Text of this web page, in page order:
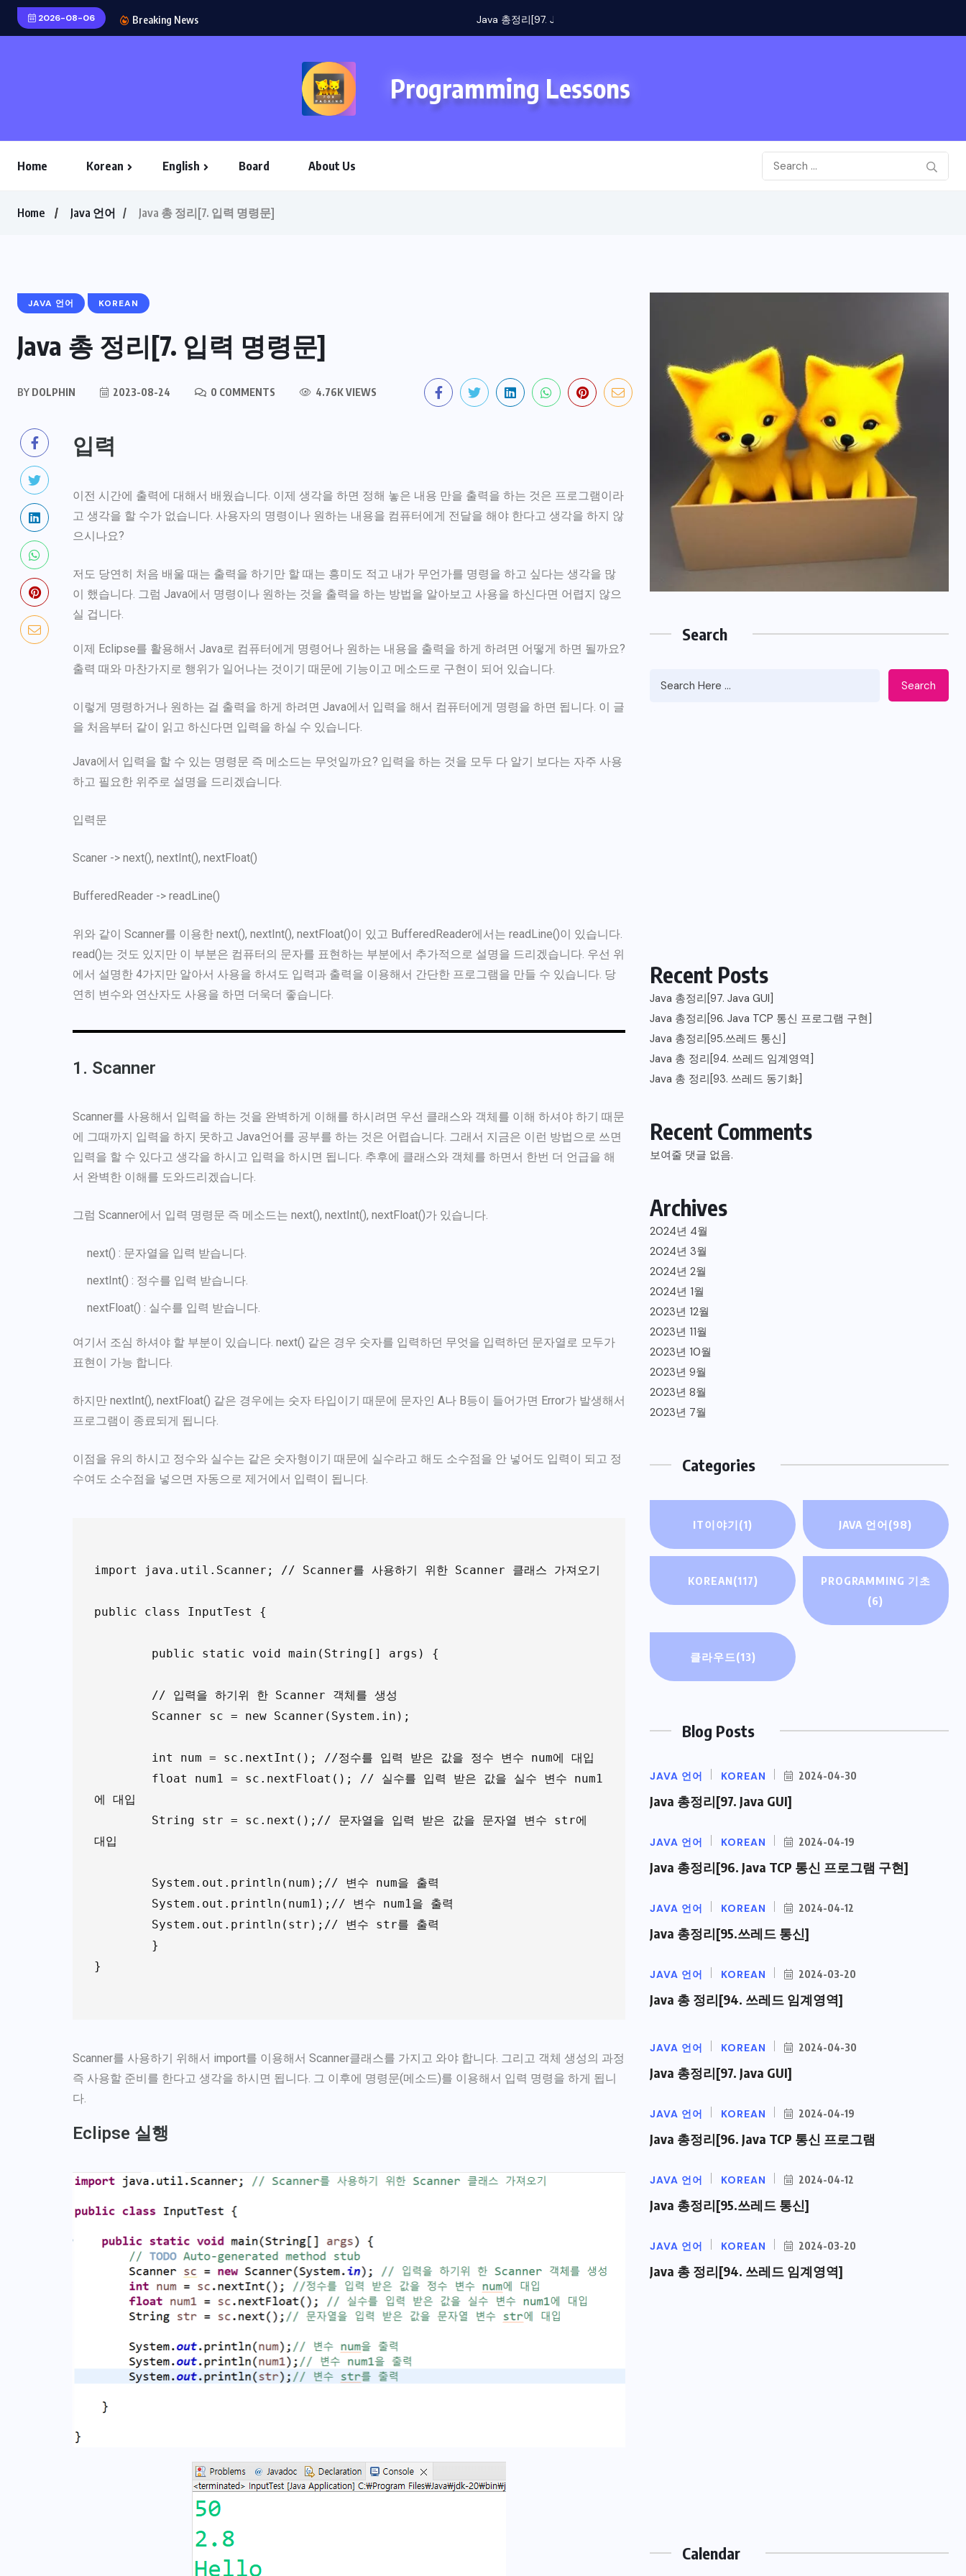
2026-08-06 Breaking News
Programming Lessons
Home Korean English Board About Us
Home Java 언어 Java 총 정리[7. 입력 명령문]
JAVA 언어 KOREAN
Java 총 정리[7. 입력 명령문]
BY DOLPHIN 2023-08-24 0 COMMENTS 4.76K VIEWS
입력
이전 시간에 출력에 대해서 배웠습니다. 이제 생각을 하면 정해 놓은 내용 만을 출력을 하는 것은 프로그램이라
고 생각을 할 수가 없습니다. 사용자의 명령이나 원하는 내용을 컴퓨터에게 전달을 해야 한다고 생각을 하지 않
으시나요?
저도 당연히 처음 배울 때는 출력을 하기만 할 때는 흥미도 적고 내가 무언가를 명령을 하고 싶다는 생각을 많
이 했습니다. 그럼 Java에서 명령이나 원하는 것을 출력을 하는 방법을 알아보고 사용을 하신다면 어렵지 않으
실 겁니다.
이제 Eclipse를 활용해서 Java로 컴퓨터에게 명령어나 원하는 내용을 출력을 하게 하려면 어떻게 하면 될까요?
출력 때와 마찬가지로 행위가 일어나는 것이기 때문에 기능이고 메소드로 구현이 되어 있습니다.
이렇게 명령하거나 원하는 걸 출력을 하게 하려면 Java에서 입력을 해서 컴퓨터에게 명령을 하면 됩니다. 이 글
을 처음부터 같이 읽고 하신다면 입력을 하실 수 있습니다.
Java에서 입력을 할 수 있는 명령문 즉 메소드는 무엇일까요? 입력을 하는 것을 모두 다 알기 보다는 자주 사용
하고 필요한 위주로 설명을 드리겠습니다.
입력문
Scaner -> next(), nextInt(), nextFloat()
BufferedReader -> readLine()
위와 같이 Scanner를 이용한 next(), nextInt(), nextFloat()이 있고 BufferedReader에서는 readLine()이 있습니다.
read()는 것도 있지만 이 부분은 컴퓨터의 문자를 표현하는 부분에서 추가적으로 설명을 드리겠습니다. 우선 위
에서 설명한 4가지만 알아서 사용을 하셔도 입력과 출력을 이용해서 간단한 프로그램을 만들 수 있습니다. 당
연히 변수와 연산자도 사용을 하면 더욱더 좋습니다.
1. Scanner
Scanner를 사용해서 입력을 하는 것을 완벽하게 이해를 하시려면 우선 클래스와 객체를 이해 하셔야 하기 때문
에 그때까지 입력을 하지 못하고 Java언어를 공부를 하는 것은 어렵습니다. 그래서 지금은 이런 방법으로 쓰면
입력을 할 수 있다고 생각을 하시고 입력을 하시면 됩니다. 추후에 클래스와 객체를 하면서 한번 더 언급을 해
서 완벽한 이해를 도와드리겠습니다.
그럼 Scanner에서 입력 명령문 즉 메소드는 next(), nextInt(), nextFloat()가 있습니다.
next() : 문자열을 입력 받습니다.
nextInt() : 정수를 입력 받습니다.
nextFloat() : 실수를 입력 받습니다.
여기서 조심 하셔야 할 부분이 있습니다. next() 같은 경우 숫자를 입력하던 무엇을 입력하던 문자열로 모두가
표현이 가능 합니다.
하지만 nextInt(), nextFloat() 같은 경우에는 숫자 타입이기 때문에 문자인 A나 B등이 들어가면 Error가 발생해서
프로그램이 종료되게 됩니다.
이점을 유의 하시고 정수와 실수는 같은 숫자형이기 때문에 실수라고 해도 소수점을 안 넣어도 입력이 되고 정
수여도 소수점을 넣으면 자동으로 제거에서 입력이 됩니다.
import java.util.Scanner; // Scanner를 사용하기 위한 Scanner 클래스 가져오기
public class InputTest {
에 대입
대입
}
Scanner를 사용하기 위해서 import를 이용해서 Scanner클래스를 가지고 와야 합니다. 그리고 객체 생성의 과정
즉 사용할 준비를 한다고 생각을 하시면 됩니다. 그 이후에 명령문(메소드)를 이용해서 입력 명령을 하게 됩니
다.
Eclipse 실행
Search
Search
Recent Posts
Java 총정리[97. Java GUI]
Java 총정리[96. Java TCP 통신 프로그램 구현]
Java 총정리[95.쓰레드 통신]
Java 총 정리[94. 쓰레드 임계영역]
Java 총 정리[93. 쓰레드 동기화]
Recent Comments
보여줄 댓글 없음.
Archives
2024년 4월
2024년 3월
2024년 2월
2024년 1월
2023년 12월
2023년 11월
2023년 10월
2023년 9월
2023년 8월
2023년 7월
Categories
IT이야기 (1) JAVA 언어 (98)
KOREAN(117)
PROGRAMMING 기초
(6)
클라우드(13)
Blog Posts
JAVA 언어 KOREAN 2024-04-30
Java 총정리[97. Java GUI]
JAVA 언어 KOREAN 2024-04-19
Java 총정리[96. Java TCP 통신 프로그램 구현]
JAVA 언어 KOREAN 2024-04-12
Java 총정리[95.쓰레드 통신]
JAVA 언어 KOREAN 2024-03-20
Java 총 정리[94. 쓰레드 임계영역]
JAVA 언어 KOREAN 2024-04-30
Java 총정리[97. Java GUI]
JAVA 언어 KOREAN 2024-04-19
Java 총정리[96. Java TCP 통신 프로그램
JAVA 언어 KOREAN 2024-04-12
Java 총정리[95.쓰레드 통신]
JAVA 언어 KOREAN 2024-03-20
Java 총 정리[94. 쓰레드 임계영역]
Calendar